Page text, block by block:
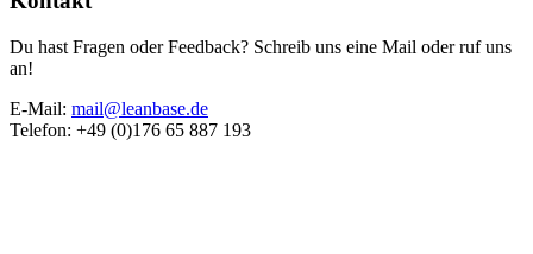
Du hast Fragen oder Feedback? Schreib uns eine Mail oder ruf uns
an!
E-Mail: mail@leanbase.de
Telefon: +49 (0)176 65 887 193